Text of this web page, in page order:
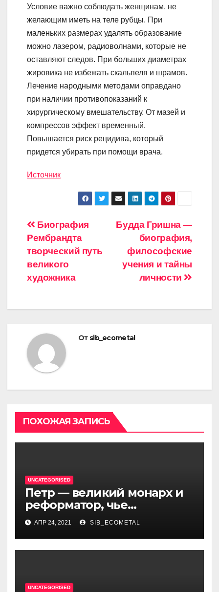
Условие важно соблюдать женщинам, не
желающим иметь на теле рубцы. При
маленьких размерах удалять образование
можно лазером, радиоволнами, которые не
оставляют следов. При больших диаметрах
жировика не избежать скальпеля и шрамов.
Лечение народными методами оправдано
при наличии противопоказаний к
хирургическому вмешательству. От мазей и
компрессов эффект временный.
Повышается риск рецидива, который
придется убирать при помощи врача.
Источник
Навигация
по
записям
Будда Гришна —
биография,
философские
учения и тайны
личности
Биография
Рембрандта
творческий путь
великого
художника
От sib_ecometal
ПОХОЖАЯ ЗАПИСЬ
UNCATEGORISED
Петр — великий монарх и
реформатор, чье
правление стало вехой в
истории России и обрёл
международное
признание
АПР 24, 2021 SIB_ECOMETAL
UNCATEGORISED